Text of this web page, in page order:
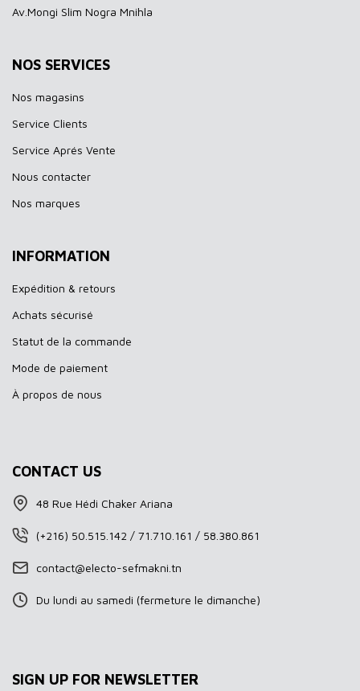
Av.Mongi Slim Nogra Mnihla
NOS SERVICES
Nos magasins
Service Clients
Service Aprés Vente
Nous contacter
Nos marques
INFORMATION
Expédition & retours
Achats sécurisé
Statut de la commande
Mode de paiement
À propos de nous
CONTACT US
48 Rue Hédi Chaker Ariana
(+216) 50.515.142 / 71.710.161 / 58.380.861
contact@electo-sefmakni.tn
Du lundi au samedi (fermeture le dimanche)
SIGN UP FOR NEWSLETTER